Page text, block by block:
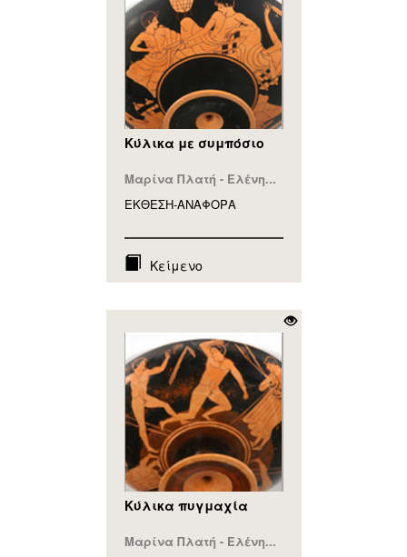
Κύλικα με συμπόσιο
Μαρίνα Πλατή - Ελένη...
ΕΚΘΕΣΗ-ΑΝΑΦΟΡA
Κείμενο
Κύλικα πυγμαχία
Μαρίνα Πλατή - Ελένη...